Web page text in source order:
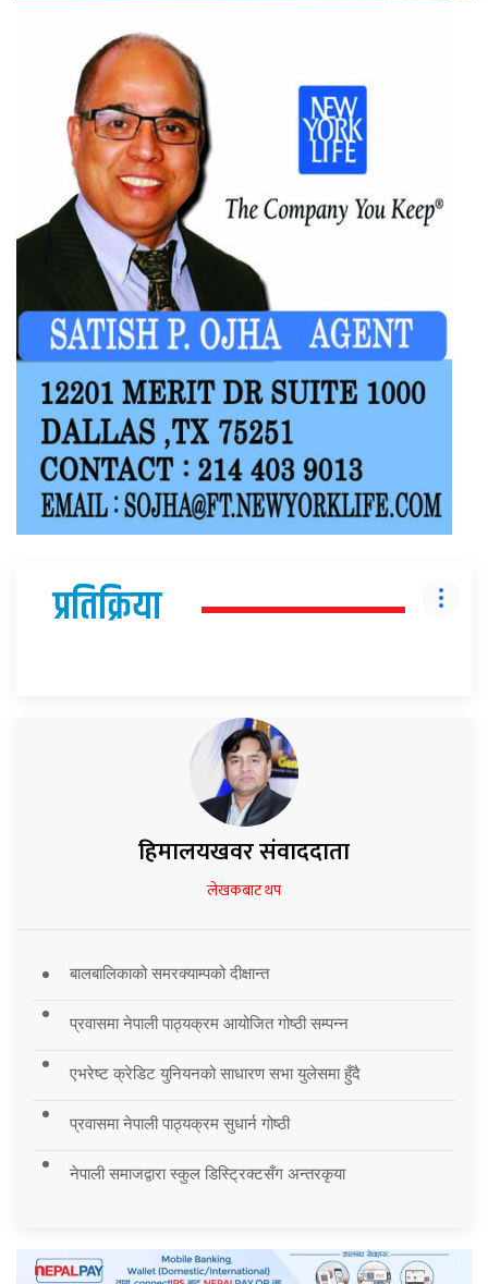
प्रतिक्रिया
हिमालयखवर संवाददाता
लेखकबाट थप
बालबालिकाको समरक्याम्पको दीक्षान्त
प्रवासमा नेपाली पाठ्यक्रम आयोजित गोष्ठी सम्पन्न
एभरेष्ट क्रेडिट युनियनको साधारण सभा युलेसमा हुँदै
प्रवासमा नेपाली पाठ्यक्रम सुधार्न गोष्ठी
नेपाली समाजद्वारा स्कुल डिस्ट्रिक्टसँग अन्तरकृया